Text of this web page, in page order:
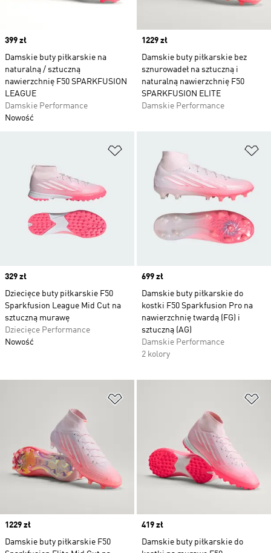
Price
399 zł
Damskie buty piłkarskie na
naturalną / sztuczną
nawierzchnię F50 SPARKFUSION
LEAGUE
Damskie Performance
Nowość
Price
1229 zł
Damskie buty piłkarskie bez
sznurowadeł na sztuczną i
naturalną nawierzchnię F50
SPARKFUSION ELITE
Damskie Performance
Price
329 zł
Dziecięce buty piłkarskie F50
Sparkfusion League Mid Cut na
sztuczną murawę
Dziecięce Performance
Nowość
Price
699 zł
Damskie buty piłkarskie do
kostki F50 Sparkfusion Pro na
nawierzchnię twardą (FG) i
sztuczną (AG)
Damskie Performance
2 kolory
Price
1229 zł
Damskie buty piłkarskie F50
Price
419 zł
Damskie buty piłkarskie do